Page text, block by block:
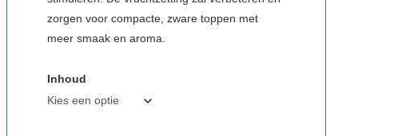
zorgen voor compacte, zware toppen met
meer smaak en aroma.
Inhoud